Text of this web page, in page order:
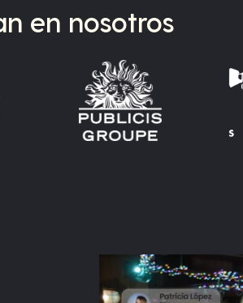
en nosotros